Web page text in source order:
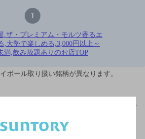
1
,ザ・プレミアム・モルツ香るエ
,大勢で楽しめる,3,000円以上～
満,飲み放題ありのお店TOP
ボール取り扱い銘柄が異なります。
ミアム・モルツ香るエールが飲める,大勢で
円未満,飲み放題ありのお店